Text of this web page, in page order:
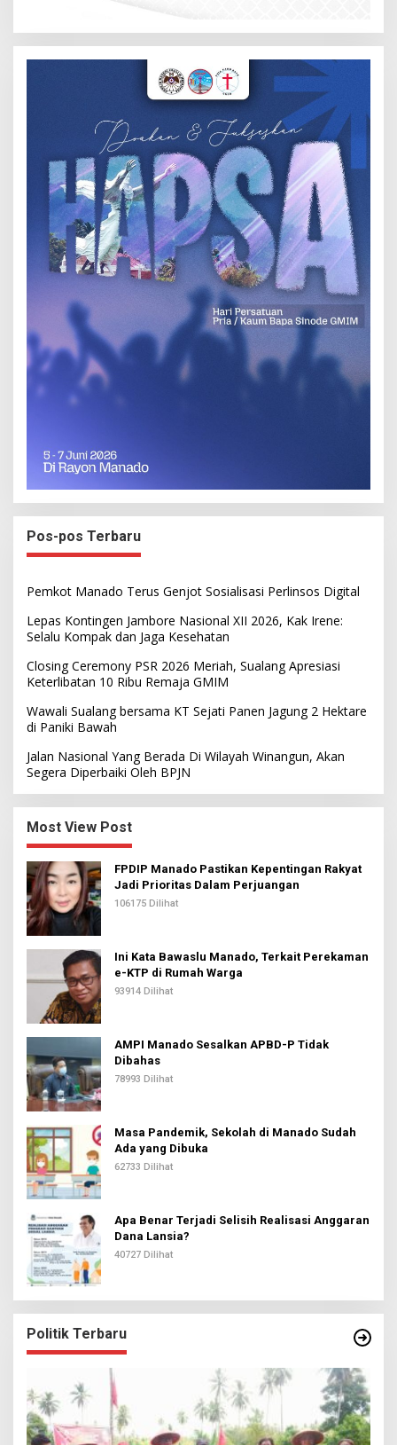
Pos-pos Terbaru
Pemkot Manado Terus Genjot Sosialisasi Perlinsos Digital
Lepas Kontingen Jambore Nasional XII 2026, Kak Irene:
Selalu Kompak dan Jaga Kesehatan
Closing Ceremony PSR 2026 Meriah, Sualang Apresiasi
Keterlibatan 10 Ribu Remaja GMIM
Wawali Sualang bersama KT Sejati Panen Jagung 2 Hektare
di Paniki Bawah
Jalan Nasional Yang Berada Di Wilayah Winangun, Akan
Segera Diperbaiki Oleh BPJN
Most View Post
FPDIP Manado Pastikan Kepentingan Rakyat
Jadi Prioritas Dalam Perjuangan
106175 Dilihat
Ini Kata Bawaslu Manado, Terkait Perekaman
e-KTP di Rumah Warga
93914 Dilihat
AMPI Manado Sesalkan APBD-P Tidak
Dibahas
78993 Dilihat
Masa Pandemik, Sekolah di Manado Sudah
Ada yang Dibuka
62733 Dilihat
Apa Benar Terjadi Selisih Realisasi Anggaran
Dana Lansia?
40727 Dilihat
Politik Terbaru